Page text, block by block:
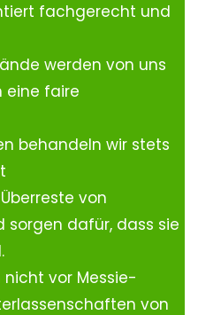
fachgerecht und
werden von uns
eine faire
behandeln wir stets
von
sorgen dafür, dass sie
vor Messie-
von